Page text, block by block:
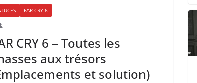
FAR CRY 6
CRY 6 – Toutes les
aux trésors
et solution)